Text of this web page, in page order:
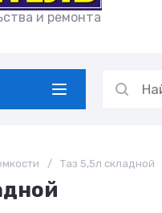
и ремонта
/ Таз 5,5л складной